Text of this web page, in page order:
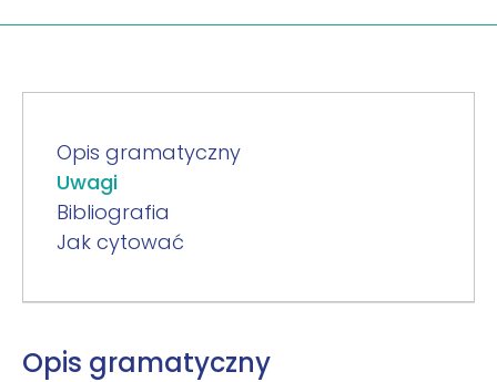
Opis gramatyczny
Uwagi
Bibliografia
Jak cytować
Opis gramatyczny